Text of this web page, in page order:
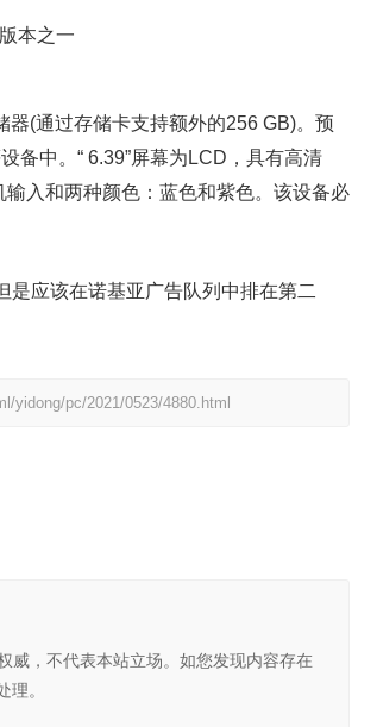
(通过存储卡支持额外的256 GB)。预
备中。“ 6.39”屏幕为LCD，具有高清
入和两种颜色：蓝色和紫色。该设备必
是应该在诺基亚广告队列中排在第二
yidong/pc/2021/0523/4880.html
威，不代表本站立场。如您发现内容存在
。